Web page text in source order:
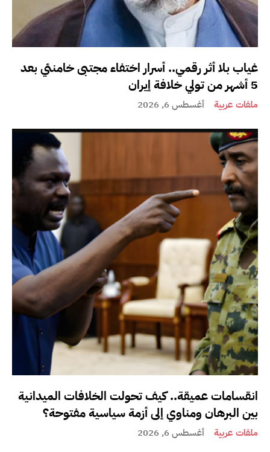
غياب بلا أثر رقمي.. أسرار اختفاء مجتبى خامنئي بعد
5 أشهر من تولي خلافة إيران
ملفات عربية أغسطس 6, 2026
انقسامات عميقة.. كيف تحولت الخلافات الميدانية
بين البرهان ومناوي إلى أزمة سياسية مفتوحة؟
ملفات عربية أغسطس 6, 2026